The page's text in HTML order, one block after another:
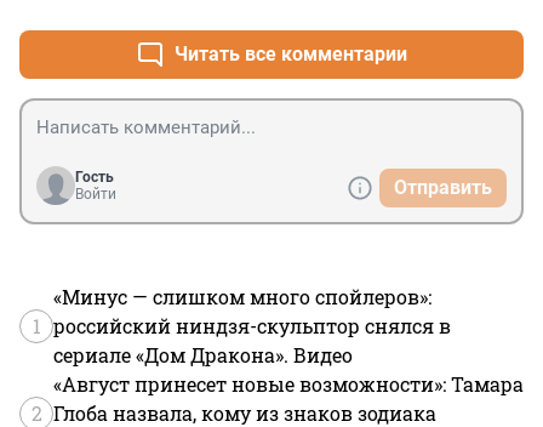
Читать все комментарии
Гость
Войти
Отправить
1
«Минус — слишком много спойлеров»:
российский ниндзя-скульптор снялся в
сериале «Дом Дракона». Видео
2
«Август принесет новые возможности»: Тамара
Глоба назвала, кому из знаков зодиака